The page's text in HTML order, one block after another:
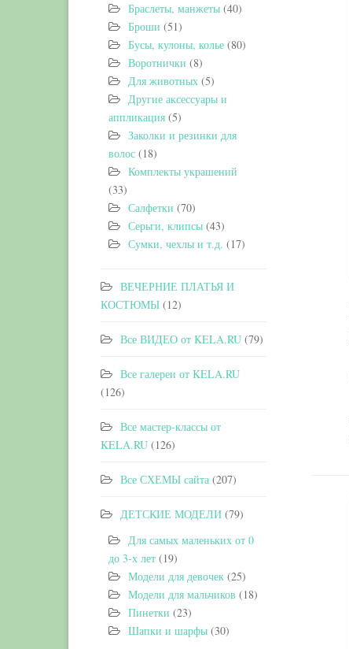
Браслеты, манжеты (40)
Броши (51)
Бусы, кулоны, колье (80)
Воротнички (8)
Для животных (5)
Другие аксессуары и
аппликация (5)
Заколки и резинки для
волос (18)
Комплекты украшений
(33)
Салфетки (70)
Серьги, клипсы (43)
Сумки, чехлы и т.д. (17)
ВЕЧЕРНИЕ ПЛАТЬЯ И
КОСТЮМЫ (12)
Все ВИДЕО от KELA.RU (79)
Все галереи от KELA.RU
(126)
Все мастер-классы от
KELA.RU (126)
Все СХЕМЫ сайта (207)
ДЕТСКИЕ МОДЕЛИ (79)
Для самых маленьких от 0
до 3-х лет (19)
Модели для девочек (25)
Модели для мальчиков (18)
Пинетки (23)
Шапки и шарфы (30)